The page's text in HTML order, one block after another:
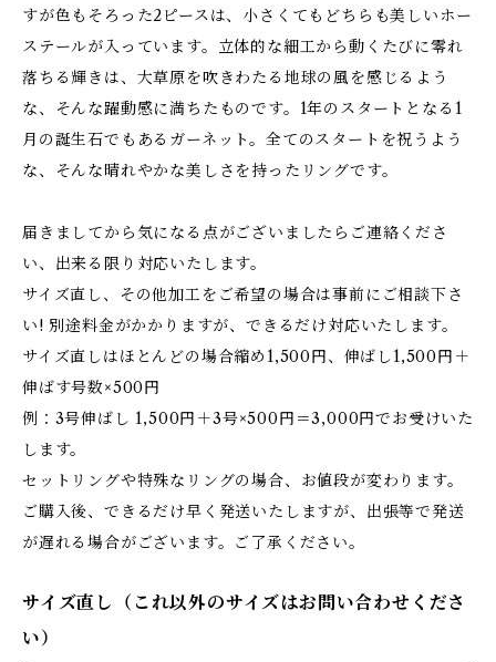
すが色もそろった2ピースは、小さくてもどちらも美しいホー
ステールが入っています。立体的な細工から動くたびに零れ
落ちる輝きは、大草原を吹きわたる地球の風を感じるよう
な、そんな躍動感に満ちたものです。1年のスタートとなる1
月の誕生石でもあるガーネット。全てのスタートを祝うよう
な、そんな晴れやかな美しさを持ったリングです。
届きましてから気になる点がございましたらご連絡くださ
い、出来る限り対応いたします。
サイズ直し、その他加工をご希望の場合は事前にご相談下さ
い! 別途料金がかかりますが、できるだけ対応いたします。
サイズ直しはほとんどの場合縮め1,500円、伸ばし1,500円＋
伸ばす号数×500円
例：3号伸ばし 1,500円＋3号×500円＝3,000円でお受けいた
します。
セットリングや特殊なリングの場合、お値段が変わります。
ご購入後、できるだけ早く発送いたしますが、出張等で発送
が遅れる場合がございます。ご了承ください。
サイズ直し（これ以外のサイズはお問い合わせくださ
い）